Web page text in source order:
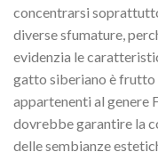
concentrarsi
diverse sfumature,
evidenzia le
gatto siberiano è
appartenenti al genere
dovrebbe garantire la
delle sembianze